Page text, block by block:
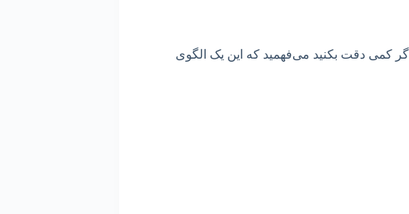
اگر کمی دقت بکنید می‌فهمید که این یک الگوی